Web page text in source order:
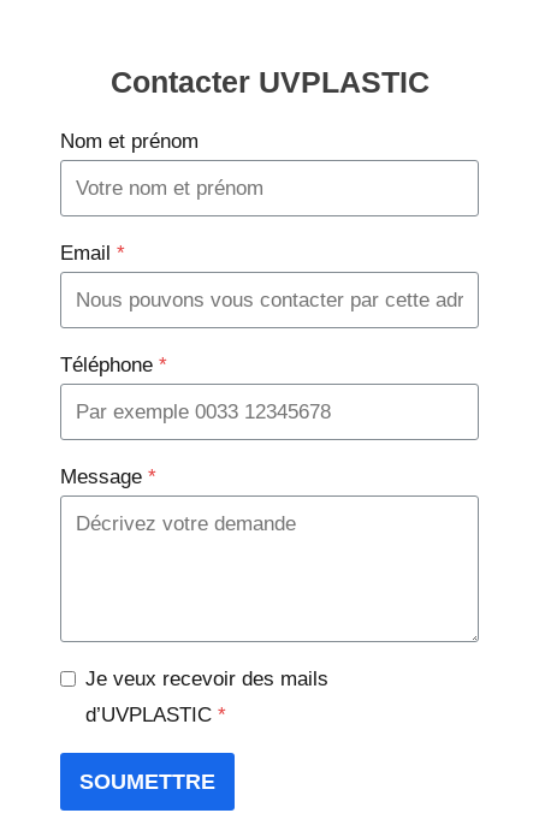
Contacter UVPLASTIC
Nom et prénom
Email *
Téléphone *
Message *
Je veux recevoir des mails
d’UVPLASTIC *
SOUMETTRE